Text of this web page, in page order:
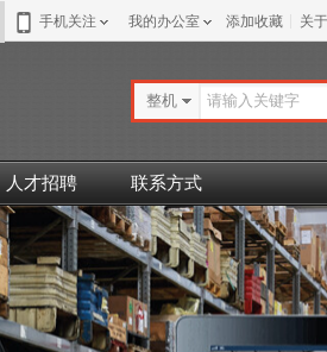
手机关注 我的办公室 添加收藏 关
整机
人才招聘 联系方式